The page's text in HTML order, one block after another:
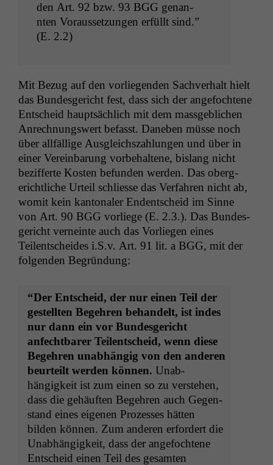
den Art. 92 bzw. 93 BGG genan­
nten Voraus­set­zun­gen erfüllt sind.”
(E. 2.2)
Mit Bezug auf den vor­liegen­den Sachver­halt hielt
das Bun­des­gericht fest, dass sich der ange­focht­ene
Entscheid haupt­säch­lich mit dem mass­ge­blichen
Anrech­nungswert befasst. Daneben müsse noch
über allfäl­lige Aus­gle­ich­szahlun­gen und über in
ein­er Vere­in­barung vor­be­hal­tene, bis­lang nicht
bez­if­ferte Kosten befun­den wer­den. Das oberg­
erichtliche Urteil schliesse das Ver­fahren nicht ab,
wom­it kein kan­tonaler Endentscheid im Sinne
von Art. 90 BGG vor­liege (E. 2.3.). Das Bun­des­
gericht verneinte auch das Vor­liegen eines
Teilentschei­des i.S.v. Art. 91 lit. a BGG, mit der
fol­gen­den Begründung:
“Der Entscheid, der nur einen Teil der
gestell­ten Begehren behan­delt, ist indes
nur dann ein vor Bun­des­gericht
anfecht­bar­er Teilentscheid, wenn diese
Begehren unab­hängig von den anderen
beurteilt wer­den kön­nen. Unab­
hängigkeit ist zum einen so zu ver­ste­hen,
dass die gehäuften Begehren auch Gegen­
stand eines eige­nen Prozess­es hät­ten
bilden kön­nen. Zum anderen erfordert die
Unab­hängigkeit, dass der ange­focht­ene
Entscheid einen Teil des gesamten